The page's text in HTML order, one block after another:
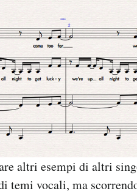
altri esempi di altri
temi vocali, ma